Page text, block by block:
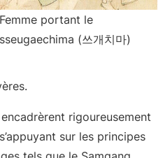
Femme portant le
sseugaechima (쓰개치마)
rigoureusement
sur les principes